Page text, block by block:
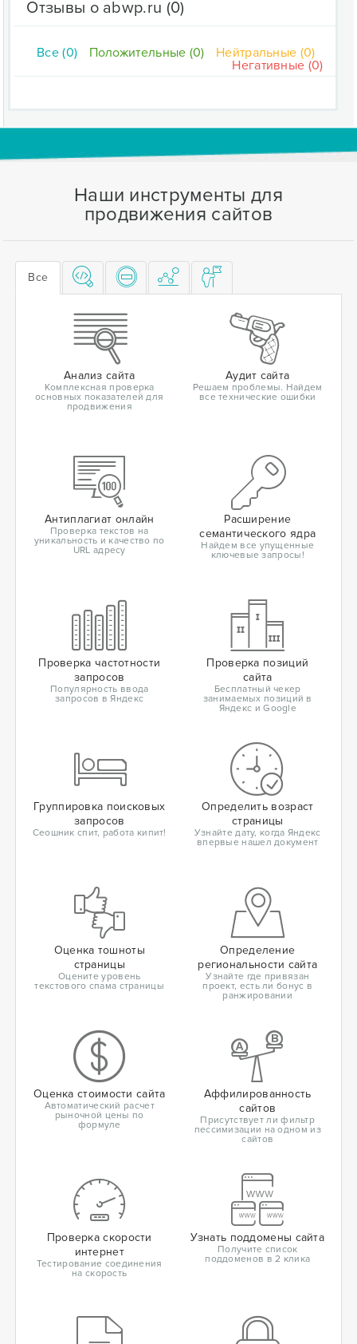
Отзывы о abwp.ru (0)
Все (0) Положительные (0)
Нейтральные (0)
Негативные (0)
Наши инструменты для
продвижения сайтов
Все
Анализ сайта
Комплексная проверка
основных показателей для
продвижения
Аудит сайта
Решаем проблемы. Найдем
все технические ошибки
Антиплагиат онлайн
Проверка текстов на
уникальность и качество по
URL адресу
Расширение
семантического ядра
Найдем все упущенные
ключевые запросы!
Проверка частотности
запросов
Популярность ввода
запросов в Яндекс
Проверка позиций
сайта
Бесплатный чекер
занимаемых позиций в
Яндекс и Google
Группировка поисковых
запросов
Сеошник спит, работа кипит!
Определить возраст
страницы
Узнайте дату, когда Яндекс
впервые нашел документ
Оценка тошноты
страницы
Оцените уровень
текстового спама страницы
Определение
региональности сайта
Узнайте где привязан
проект, есть ли бонус в
ранжировании
Оценка стоимости сайта
Автоматический расчет
рыночной цены по
формуле
Аффилированность
сайтов
Присутствует ли фильтр
пессимизации на одном из
сайтов
Проверка скорости
интернет
Тестирование соединения
на скорость
Узнать поддомены сайта
Получите список
поддоменов в 2 клика